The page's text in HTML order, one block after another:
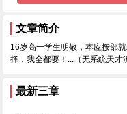
文章简介
16岁高一学生明敬，本应按部
择，我全都要！...（无系统天才
最新三章